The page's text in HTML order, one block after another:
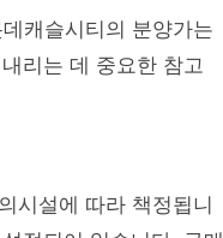
캐슬시티의 분양가는
리는 데 중요한 참고
시설에 따라 책정됩니